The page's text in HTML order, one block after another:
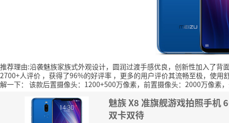
推荐理由:沿袭魅族家族式外观设计，圆润过渡手感优良，创新性加入了背
2700+人评价 ，获得了96%的好评率 ，更多的用户评价其流畅至极，使用
解一下： 该款后置摄像头：1200+500万像素，前置摄像头：2000万像素，
魅族 X8 准旗舰游戏拍照手机
双卡双待